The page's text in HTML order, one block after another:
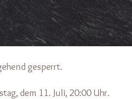
gesperrt.
dem 11. Juli, 20:00 Uhr.